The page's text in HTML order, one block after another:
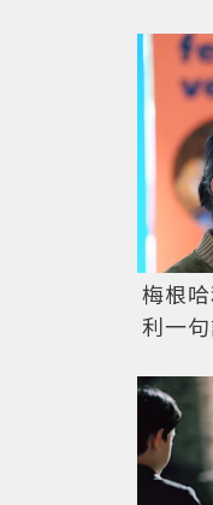
女星凱特哈
梅根
利一